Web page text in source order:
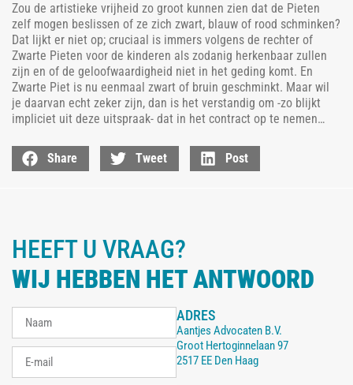
Zou de artistieke vrijheid zo groot kunnen zien dat de Pieten
zelf mogen beslissen of ze zich zwart, blauw of rood schminken?
Dat lijkt er niet op; cruciaal is immers volgens de rechter of
Zwarte Pieten voor de kinderen als zodanig herkenbaar zullen
zijn en of de geloofwaardigheid niet in het geding komt. En
Zwarte Piet is nu eenmaal zwart of bruin geschminkt. Maar wil
je daarvan echt zeker zijn, dan is het verstandig om -zo blijkt
impliciet uit deze uitspraak- dat in het contract op te nemen…
Share Tweet Post
HEEFT U VRAAG?
WIJ HEBBEN HET ANTWOORD
ADRES
Aantjes Advocaten B.V.
Groot Hertoginnelaan 97
2517 EE Den Haag